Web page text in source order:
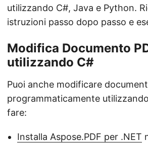
utilizzando C#, Java e Python.
istruzioni passo dopo passo e
Modifica Documento
utilizzando C#
Puoi anche modificare
programmaticamente
fare:
Installa Aspose.PDF per .NET